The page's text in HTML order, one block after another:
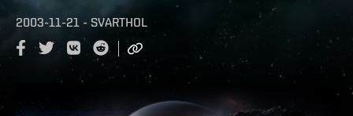
2003-11-21 - SVARTHOL